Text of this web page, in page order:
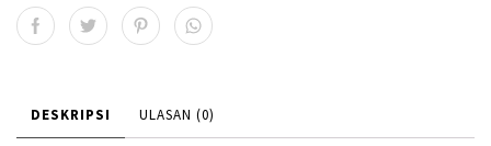
DESKRIPSI ULASAN (0)